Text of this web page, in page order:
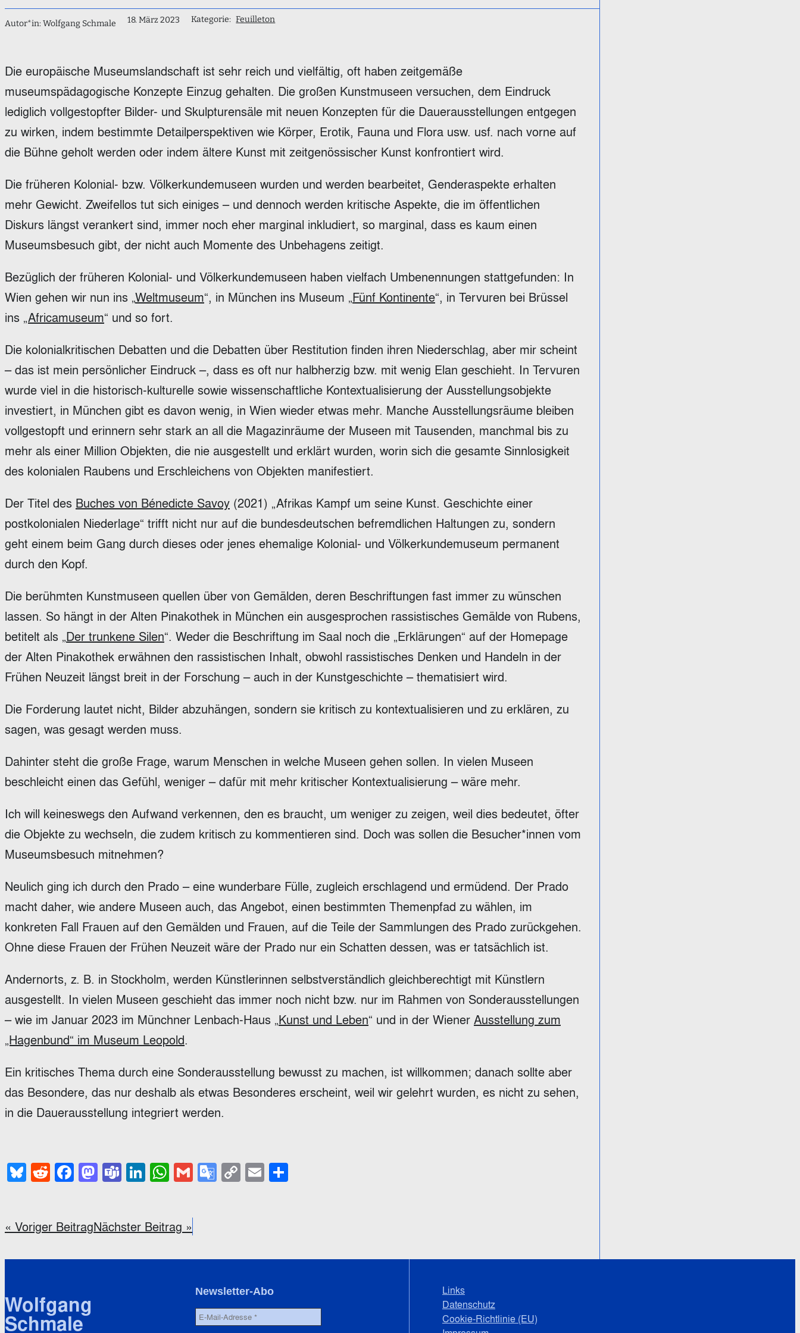
Autor*in: Wolfgang Schmale 18. März 2023 Kategorie: Feuilleton
Die europäische Museumslandschaft ist sehr reich und vielfältig, oft haben zeitgemäße
museumspädagogische Konzepte Einzug gehalten. Die großen Kunstmuseen versuchen, dem Eindruck
lediglich vollgestopfter Bilder- und Skulpturensäle mit neuen Konzepten für die Dauerausstellungen entgegen
zu wirken, indem bestimmte Detailperspektiven wie Körper, Erotik, Fauna und Flora usw. usf. nach vorne auf
die Bühne geholt werden oder indem ältere Kunst mit zeitgenössischer Kunst konfrontiert wird.
Die früheren Kolonial- bzw. Völkerkundemuseen wurden und werden bearbeitet, Genderaspekte erhalten
mehr Gewicht. Zweifellos tut sich einiges – und dennoch werden kritische Aspekte, die im öffentlichen
Diskurs längst verankert sind, immer noch eher marginal inkludiert, so marginal, dass es kaum einen
Museumsbesuch gibt, der nicht auch Momente des Unbehagens zeitigt.
Bezüglich der früheren Kolonial- und Völkerkundemuseen haben vielfach Umbenennungen stattgefunden: In
Wien gehen wir nun ins „Weltmuseum“, in München ins Museum „Fünf Kontinente“, in Tervuren bei Brüssel
ins „Africamuseum“ und so fort.
Die kolonialkritischen Debatten und die Debatten über Restitution finden ihren Niederschlag, aber mir scheint
– das ist mein persönlicher Eindruck –, dass es oft nur halbherzig bzw. mit wenig Elan geschieht. In Tervuren
wurde viel in die historisch-kulturelle sowie wissenschaftliche Kontextualisierung der Ausstellungsobjekte
investiert, in München gibt es davon wenig, in Wien wieder etwas mehr. Manche Ausstellungsräume bleiben
vollgestopft und erinnern sehr stark an all die Magazinräume der Museen mit Tausenden, manchmal bis zu
mehr als einer Million Objekten, die nie ausgestellt und erklärt wurden, worin sich die gesamte Sinnlosigkeit
des kolonialen Raubens und Erschleichens von Objekten manifestiert.
Der Titel des Buches von Bénedicte Savoy (2021) „Afrikas Kampf um seine Kunst. Geschichte einer
postkolonialen Niederlage“ trifft nicht nur auf die bundesdeutschen befremdlichen Haltungen zu, sondern
geht einem beim Gang durch dieses oder jenes ehemalige Kolonial- und Völkerkundemuseum permanent
durch den Kopf.
Die berühmten Kunstmuseen quellen über von Gemälden, deren Beschriftungen fast immer zu wünschen
lassen. So hängt in der Alten Pinakothek in München ein ausgesprochen rassistisches Gemälde von Rubens,
betitelt als „Der trunkene Silen“. Weder die Beschriftung im Saal noch die „Erklärungen“ auf der Homepage
der Alten Pinakothek erwähnen den rassistischen Inhalt, obwohl rassistisches Denken und Handeln in der
Frühen Neuzeit längst breit in der Forschung – auch in der Kunstgeschichte – thematisiert wird.
Die Forderung lautet nicht, Bilder abzuhängen, sondern sie kritisch zu kontextualisieren und zu erklären, zu
sagen, was gesagt werden muss.
Dahinter steht die große Frage, warum Menschen in welche Museen gehen sollen. In vielen Museen
beschleicht einen das Gefühl, weniger – dafür mit mehr kritischer Kontextualisierung – wäre mehr.
Ich will keineswegs den Aufwand verkennen, den es braucht, um weniger zu zeigen, weil dies bedeutet, öfter
die Objekte zu wechseln, die zudem kritisch zu kommentieren sind. Doch was sollen die Besucher*innen vom
Museumsbesuch mitnehmen?
Neulich ging ich durch den Prado – eine wunderbare Fülle, zugleich erschlagend und ermüdend. Der Prado
macht daher, wie andere Museen auch, das Angebot, einen bestimmten Themenpfad zu wählen, im
konkreten Fall Frauen auf den Gemälden und Frauen, auf die Teile der Sammlungen des Prado zurückgehen.
Ohne diese Frauen der Frühen Neuzeit wäre der Prado nur ein Schatten dessen, was er tatsächlich ist.
Andernorts, z. B. in Stockholm, werden Künstlerinnen selbstverständlich gleichberechtigt mit Künstlern
ausgestellt. In vielen Museen geschieht das immer noch nicht bzw. nur im Rahmen von Sonderausstellungen
– wie im Januar 2023 im Münchner Lenbach-Haus „Kunst und Leben“ und in der Wiener Ausstellung zum
„Hagenbund“ im Museum Leopold.
Ein kritisches Thema durch eine Sonderausstellung bewusst zu machen, ist willkommen; danach sollte aber
das Besondere, das nur deshalb als etwas Besonderes erscheint, weil wir gelehrt wurden, es nicht zu sehen,
in die Dauerausstellung integriert werden.
Bluesky
Reddit
Facebook
Mastodon
Teams
LinkedIn
WhatsApp
GmailGoogle
CopyEmail
« Voriger BeitragNächster Beitrag »
Wolfgang
Schmale
Newsletter-Abo
Links
Datenschutz
Cookie-Richtlinie (EU)